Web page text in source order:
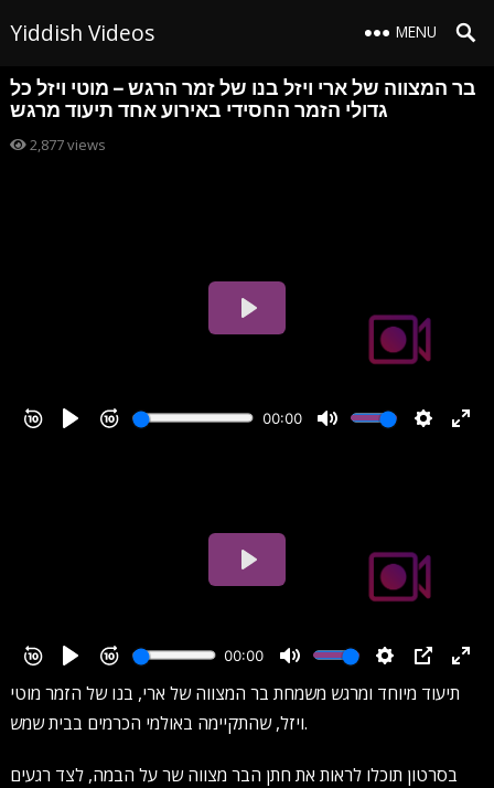
Yiddish Videos MENU
בר המצווה של ארי ויזל בנו של זמר הרגש – מוטי ויזל כל
גדולי הזמר החסידי באירוע אחד תיעוד מרגש
2,877views
תיעוד מיוחד ומרגש משמחת בר המצווה של ארי, בנו של הזמר מוטי
ויזל, שהתקיימה באולמי הכרמים בבית שמש.
בסרטון תוכלו לראות את חתן הבר מצווה שר על הבמה, לצד רגעים